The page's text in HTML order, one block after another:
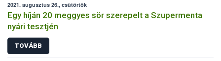
2021. augusztus 26., csütörtök
Egy híján 20 meggyes sör szerepelt a Szupermenta
nyári tesztjén
TOVÁBB